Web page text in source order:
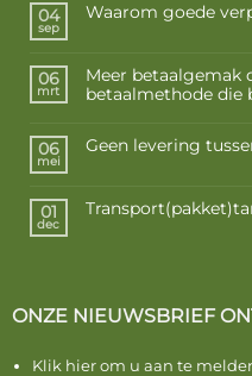
04
sep
Waarom goede
06
mrt
Meer betaalgemak
betaalmethode die
06
mei
Geen levering
01
dec
ONZE NIEUWSBRIEF
Klik hier om u aan te